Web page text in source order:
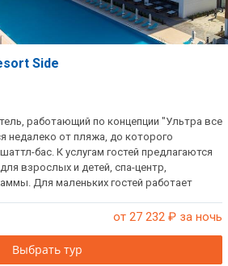
Side
работающий по концепции "Ультра все
недалеко от пляжа, до которого
бас. К услугам гостей предлагаются
взрослых и детей, спа-центр,
Для маленьких гостей работает
анимацией.
от 27 232 ₽ за ночь
Выбрать тур